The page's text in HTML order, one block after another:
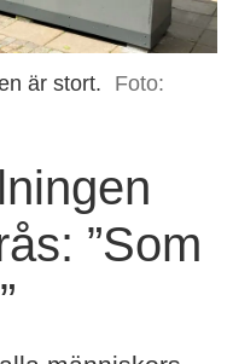
är stort.
Foto:
”Som